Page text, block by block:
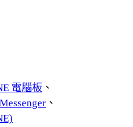
電腦板 、
、